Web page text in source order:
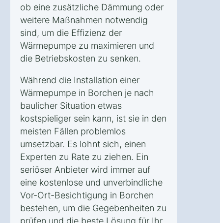
ob eine zusätzliche Dämmung oder
weitere Maßnahmen notwendig
sind, um die Effizienz der
Wärmepumpe zu maximieren und
die Betriebskosten zu senken.
Während die Installation einer
Wärmepumpe in Borchen je nach
baulicher Situation etwas
kostspieliger sein kann, ist sie in den
meisten Fällen problemlos
umsetzbar. Es lohnt sich, einen
Experten zu Rate zu ziehen. Ein
seriöser Anbieter wird immer auf
eine kostenlose und unverbindliche
Vor-Ort-Besichtigung in Borchen
bestehen, um die Gegebenheiten zu
prüfen und die beste Lösung für Ihr